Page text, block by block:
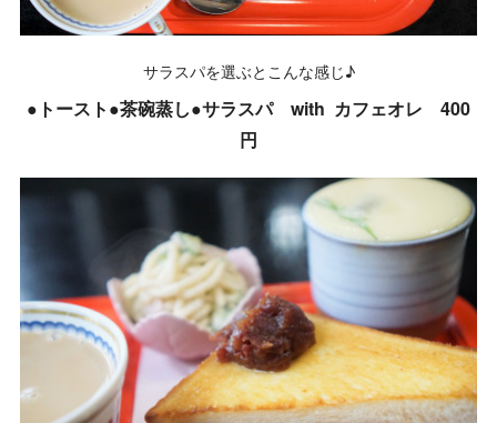
サラスパを選ぶとこんな感じ♪
●トースト●茶碗蒸し●サラスパ with カフェオレ 400
円